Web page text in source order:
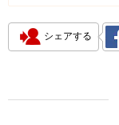
シェアする